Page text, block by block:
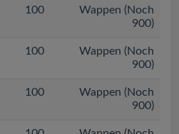
100
Wappen (Noch
900)
100
Wappen (Noch
900)
100
Wappen (Noch
900)